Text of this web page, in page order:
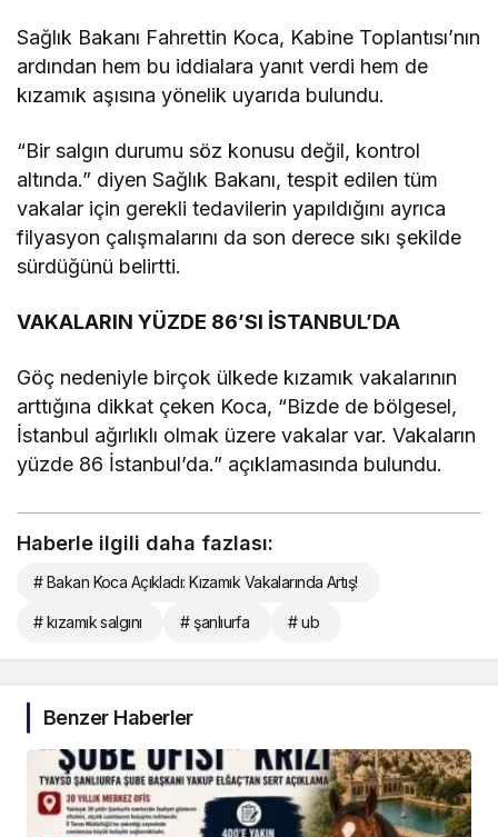
Sağlık Bakanı Fahrettin Koca, Kabine Toplantısı’nın
ardından hem bu iddialara yanıt verdi hem de
kızamık aşısına yönelik uyarıda bulundu.
“Bir salgın durumu söz konusu değil, kontrol
altında.” diyen Sağlık Bakanı, tespit edilen tüm
vakalar için gerekli tedavilerin yapıldığını ayrıca
filyasyon çalışmalarını da son derece sıkı şekilde
sürdüğünü belirtti.
VAKALARIN YÜZDE 86’SI İSTANBUL’DA
Göç nedeniyle birçok ülkede kızamık vakalarının
arttığına dikkat çeken Koca, “Bizde de bölgesel,
İstanbul ağırlıklı olmak üzere vakalar var. Vakaların
yüzde 86 İstanbul’da.” açıklamasında bulundu.
Haberle ilgili daha fazlası:
# Bakan Koca Açıkladı: Kızamık Vakalarında Artış!
# kızamık salgını # şanlıurfa # ub
Benzer Haberler